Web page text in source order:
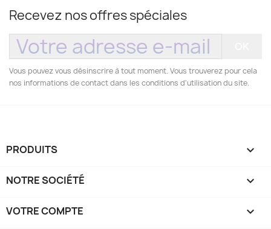
Recevez nos offres spéciales
Vous pouvez vous désinscrire à tout moment. Vous trouverez pour cela
nos informations de contact dans les conditions d'utilisation du site.
PRODUITS 
NOTRE SOCIÉTÉ 
VOTRE COMPTE 